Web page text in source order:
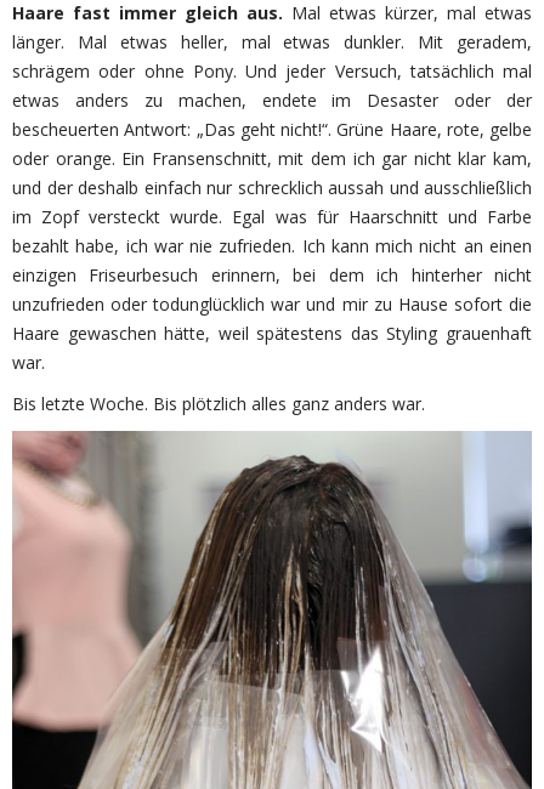
Haare fast immer gleich aus. Mal etwas kürzer, mal etwas
länger. Mal etwas heller, mal etwas dunkler. Mit geradem,
schrägem oder ohne Pony. Und jeder Versuch, tatsächlich mal
etwas anders zu machen, endete im Desaster oder der
bescheuerten Antwort: „Das geht nicht!“. Grüne Haare, rote, gelbe
oder orange. Ein Fransenschnitt, mit dem ich gar nicht klar kam,
und der deshalb einfach nur schrecklich aussah und ausschließlich
im Zopf versteckt wurde. Egal was für Haarschnitt und Farbe
bezahlt habe, ich war nie zufrieden. Ich kann mich nicht an einen
einzigen Friseurbesuch erinnern, bei dem ich hinterher nicht
unzufrieden oder todunglücklich war und mir zu Hause sofort die
Haare gewaschen hätte, weil spätestens das Styling grauenhaft
war.
Bis letzte Woche. Bis plötzlich alles ganz anders war.